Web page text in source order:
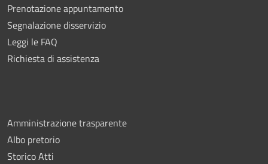
Prenotazione appuntamento
Segnalazione disservizio
Leggi le FAQ
Richiesta di assistenza
Amministrazione trasparente
Albo pretorio
Storico Atti